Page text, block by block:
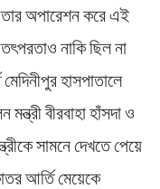
তার অপারেশন করে এই
নাকি ছিল না
হাসপাতালে
বীরবাহা হাঁসদা ও
সামনে দেখতে পেয়ে
আর্তি মেয়েকে